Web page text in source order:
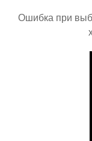
Ошибка при